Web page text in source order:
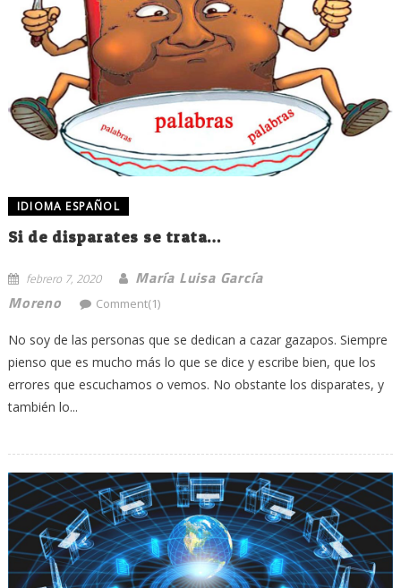
IDIOMA ESPAÑOL
Si de disparates se trata…
febrero 7, 2020
María Luisa García
Moreno
Comment(1)
No soy de las personas que se dedican a cazar gazapos. Siempre
pienso que es mucho más lo que se dice y escribe bien, que los
errores que escuchamos o vemos. No obstante los disparates, y
también lo...